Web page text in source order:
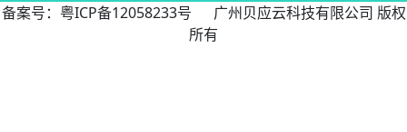
备案号： 粤ICP备12058233号 广州贝应云科技有限公司 版权
所有